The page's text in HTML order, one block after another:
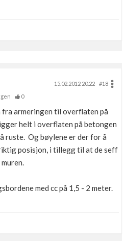
15.02.2012 20.22
#18
0
fra armeringen til overflaten på
helt i overflaten på betongen
ruste. Og bøylene er der for å
posisjon, i tillegg til at de seff
med cc på 1,5 - 2 meter.